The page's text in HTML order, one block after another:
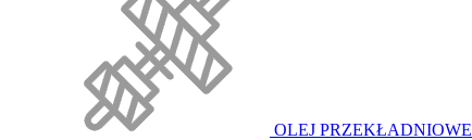
OLEJ PRZEKŁADNIOWE